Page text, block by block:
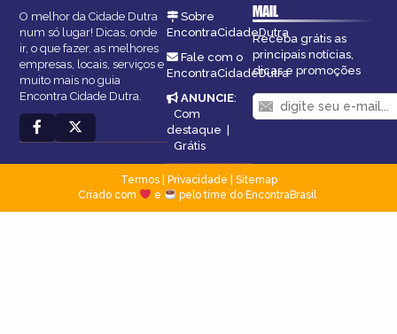
O melhor da Cidade Dutra
num só lugar! Dicas, onde
ir, o que fazer, as melhores
empresas, locais, serviços e
muito mais no guia
Encontra Cidade Dutra.
Sobre
EncontraCidadeDutra
Fale com o
EncontraCidadeDutra
ANUNCIE:
Com
destaque |
Grátis
MAIL
Receba grátis as
principais notícias,
dicas e promoções
Termos| Privacidade
Sitemap
Criado com
e pelo time do EncontraBrasil